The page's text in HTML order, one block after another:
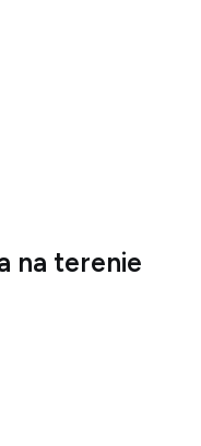
na terenie